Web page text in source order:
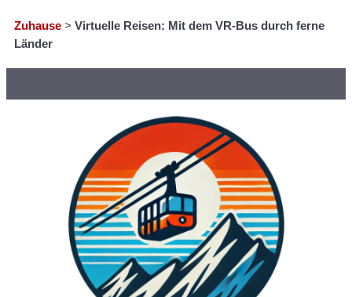
Zuhause > Virtuelle Reisen: Mit dem VR-Bus durch ferne
Länder